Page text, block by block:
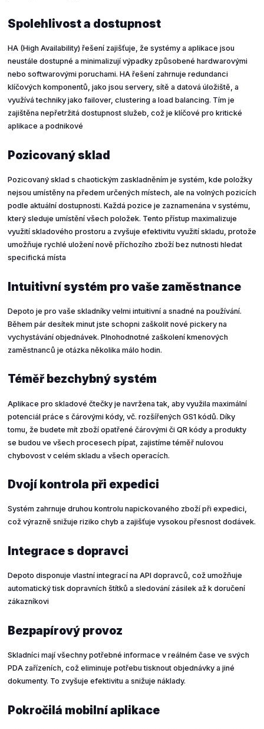
Spolehlivost a dostupnost
HA (High Availability) řešení zajišťuje, že systémy a aplikace jsou
neustále dostupné a minimalizují výpadky způsobené hardwarovými
nebo softwarovými poruchami. HA řešení zahrnuje redundanci
klíčových komponentů, jako jsou servery, sítě a datová úložiště, a
využívá techniky jako failover, clustering a load balancing. Tím je
zajištěna nepřetržitá dostupnost služeb, což je klíčové pro kritické
aplikace a podnikové
Pozicovaný sklad
Pozicovaný sklad s chaotickým zaskladněním je systém, kde položky
nejsou umístěny na předem určených místech, ale na volných pozicích
podle aktuální dostupnosti. Každá pozice je zaznamenána v systému,
který sleduje umístění všech položek. Tento přístup maximalizuje
využití skladového prostoru a zvyšuje efektivitu využití skladu, protože
umožňuje rychlé uložení nově příchozího zboží bez nutnosti hledat
specifická místa
Intuitivní systém pro vaše zaměstnance
Depoto je pro vaše skladníky velmi intuitivní a snadné na používání.
Během pár desítek minut jste schopni zaškolit nové pickery na
vychystávání objednávek. Plnohodnotné zaškolení kmenových
zaměstnanců je otázka několika málo hodin.
Téměř bezchybný systém
Aplikace pro skladové čtečky je navržena tak, aby využila maximální
potenciál práce s čárovými kódy, vč. rozšířených GS1 kódů. Díky
tomu, že budete mít zboží opatřené čárovými či QR kódy a produkty
se budou ve všech procesech pípat, zajistíme téměř nulovou
chybovost v celém skladu a všech operacích.
Dvojí kontrola při expedici
Systém zahrnuje druhou kontrolu napickovaného zboží při expedici,
což výrazně snižuje riziko chyb a zajišťuje vysokou přesnost dodávek.
Integrace s dopravci
Depoto disponuje vlastní integrací na API dopravců, což umožňuje
automatický tisk dopravních štítků a sledování zásilek až k doručení
zákazníkovi
Bezpapírový provoz
Skladníci mají všechny potřebné informace v reálném čase ve svých
PDA zařízeních, což eliminuje potřebu tisknout objednávky a jiné
dokumenty. To zvyšuje efektivitu a snižuje náklady.
Pokročilá mobilní aplikace